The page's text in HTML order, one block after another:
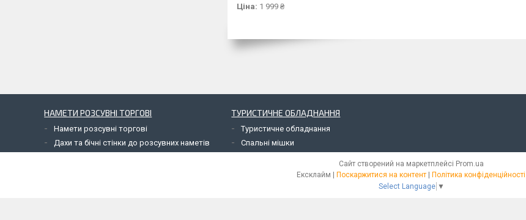
Ціна: 1 999 ₴
НАМЕТИ РОЗСУВНІ ТОРГОВІ
Намети розсувні торгові
Дахи та бічні стінки до розсувних наметів
ТУРИСТИЧНЕ ОБЛАДНАННЯ
Туристичне обладнання
Спальні мішки
Сайт створений на маркетплейсі Prom.ua
Поскаржитися на контент
Політика конфіденційності
Select Language ▼